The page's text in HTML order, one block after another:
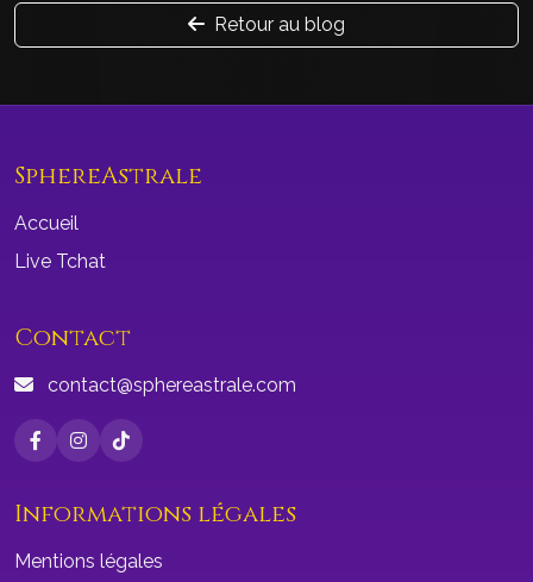
Retour au blog
SphereAstrale
Accueil
Live Tchat
Contact
contact@sphereastrale.com
Informations légales
Mentions légales